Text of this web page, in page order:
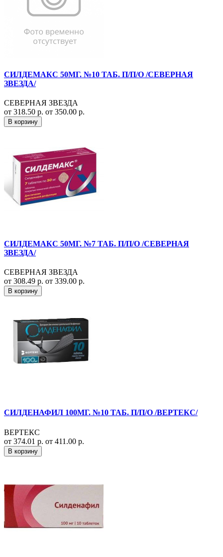
СИЛДЕМАКС 50МГ. №10 ТАБ. П/П/О /СЕВЕРНАЯ
ЗВЕЗДА/
СЕВЕРНАЯ ЗВЕЗДА
от 318.50 р. от 350.00 р.
В корзину
СИЛДЕМАКС 50МГ. №7 ТАБ. П/П/О /СЕВЕРНАЯ
ЗВЕЗДА/
СЕВЕРНАЯ ЗВЕЗДА
от 308.49 р. от 339.00 р.
В корзину
СИЛДЕНАФИЛ 100МГ. №10 ТАБ. П/П/О /ВЕРТЕКС/
ВЕРТЕКС
от 374.01 р. от 411.00 р.
В корзину